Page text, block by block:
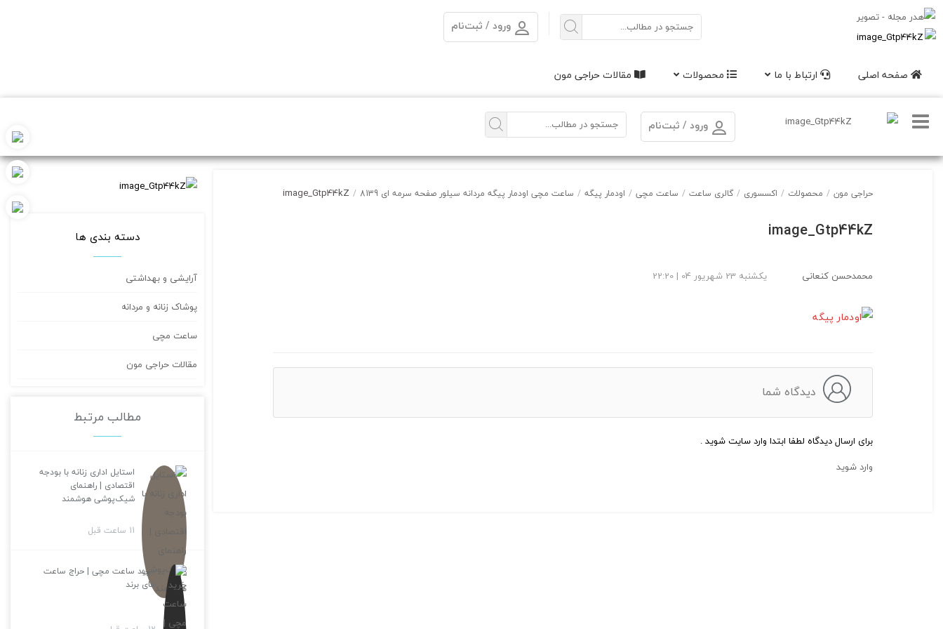
ورود / ثبت‌نام
صفحه اصلی ارتباط با ما محصولات مقالات حراجی مون
ورود / ثبت‌نام
حراجی مون / محصولات / اکسسوری / گالری ساعت / ساعت مچی / اودمار پیگه / ساعت مچی اودمار پیگه مردانه سیلور صفحه سرمه ای 8139 /
image_Gtp44kZ
image_Gtp44kZ
محمدحسن کنعانی یکشنبه 23 شهریور 04 | 22:20
دیدگاه شما
برای ارسال دیدگاه لطفا ابتدا وارد سایت شوید .
وارد شوید
دسته بندی ها
آرایشی و بهداشتی
پوشاک زنانه و مردانه
ساعت مچی
مقالات حراجی مون
مطالب مرتبط
استایل اداری زنانه با بودجه
اقتصادی | راهنمای
شیک‌پوشی هوشمند
11 ساعت قبل
خرید ساعت مچی | حراج ساعت
های برند